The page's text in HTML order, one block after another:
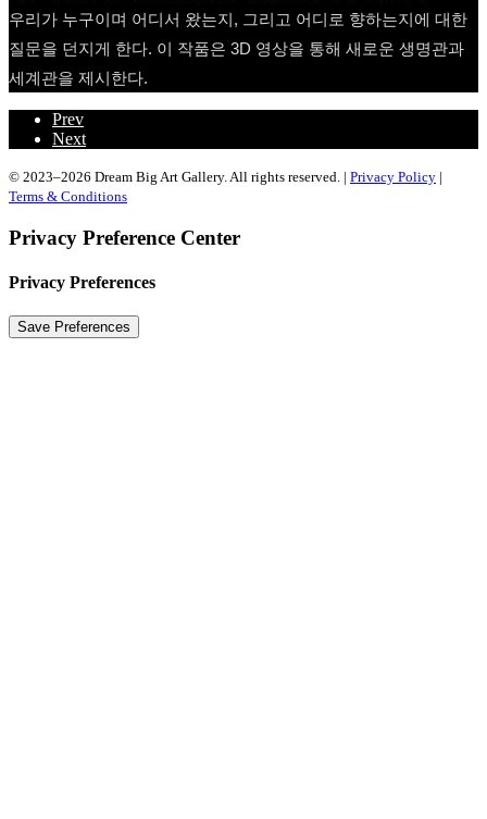
우리가 누구이며 어디서 왔는지, 그리고 어디로 향하는지에 대한
질문을 던지게 한다. 이 작품은 3D 영상을 통해 새로운 생명관과
세계관을 제시한다.
Prev
Next
© 2023–2026 Dream Big Art Gallery. All rights reserved. | Privacy Policy |
Terms & Conditions
Privacy Preference Center
Privacy Preferences